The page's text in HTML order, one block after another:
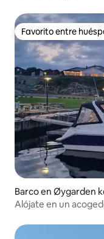
Favorito entre
Favorito entre
Barco en Øygarden
Alójate en un